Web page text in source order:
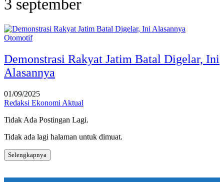
3 september
Otomotif
Demonstrasi Rakyat Jatim Batal Digelar, Ini
Alasannya
01/09/2025
Redaksi Ekonomi Aktual
Tidak Ada Postingan Lagi.
Tidak ada lagi halaman untuk dimuat.
Selengkapnya